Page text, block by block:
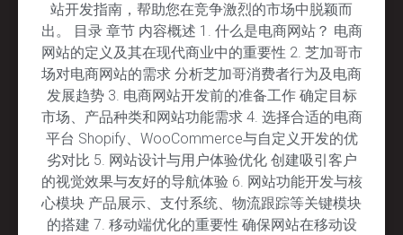
站开发指南，帮助您在竞争激烈的市场中脱颖而
出。 目录 章节 内容概述 1. 什么是电商网站？ 电商
网站的定义及其在现代商业中的重要性 2. 芝加哥市
场对电商网站的需求 分析芝加哥消费者行为及电商
发展趋势 3. 电商网站开发前的准备工作 确定目标
市场、产品种类和网站功能需求 4. 选择合适的电商
平台 Shopify、WooCommerce与自定义开发的优
劣对比 5. 网站设计与用户体验优化 创建吸引客户
的视觉效果与友好的导航体验 6. 网站功能开发与核
心模块 产品展示、支付系统、物流跟踪等关键模块
的搭建 7. 移动端优化的重要性 确保网站在移动设